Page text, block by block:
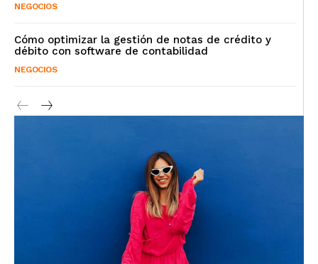
NEGOCIOS
Cómo optimizar la gestión de notas de crédito y
débito con software de contabilidad
NEGOCIOS